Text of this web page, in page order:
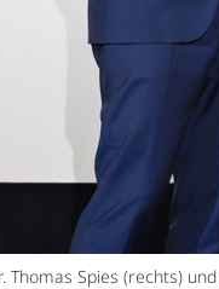
Spies (rechts)